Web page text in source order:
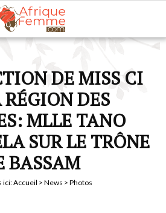
DE MISS CI
DES
MLLE TANO
SUR LE TRÔNE
BASSAM
ici:Accueil > News > Photos